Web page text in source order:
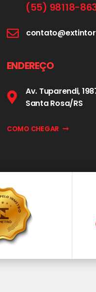
(55) 98118-
ENDEREÇO
Av. Tuparendi,
Santa Rosa/RS
COMO CHEGAR